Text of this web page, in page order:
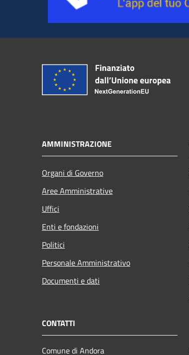
AMMINISTRAZIONE
Organi di Governo
Aree Amministrative
Uffici
Enti e fondazioni
Politici
Personale Amministrativo
Documenti e dati
CONTATTI
Comune di Andora